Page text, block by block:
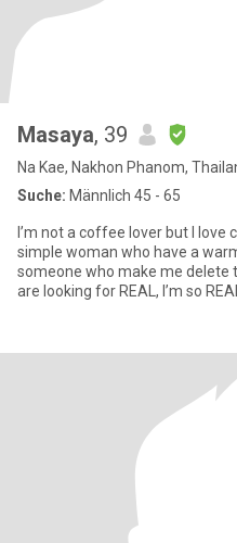
Masaya, 39
Na Kae, Nakhon Phanom,
Suche: Männlich 45 - 65
I’m not a coffee lover but I love
simple woman who have a
someone who make me delete
are looking for REAL, I’m so